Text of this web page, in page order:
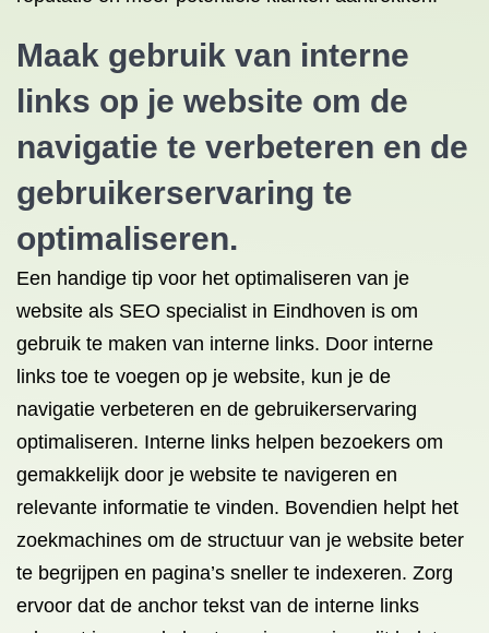
Maak gebruik van interne
links op je website om de
navigatie te verbeteren en de
gebruikerservaring te
optimaliseren.
Een handige tip voor het optimaliseren van je
website als SEO specialist in Eindhoven is om
gebruik te maken van interne links. Door interne
links toe te voegen op je website, kun je de
navigatie verbeteren en de gebruikerservaring
optimaliseren. Interne links helpen bezoekers om
gemakkelijk door je website te navigeren en
relevante informatie te vinden. Bovendien helpt het
zoekmachines om de structuur van je website beter
te begrijpen en pagina’s sneller te indexeren. Zorg
ervoor dat de anchor tekst van de interne links